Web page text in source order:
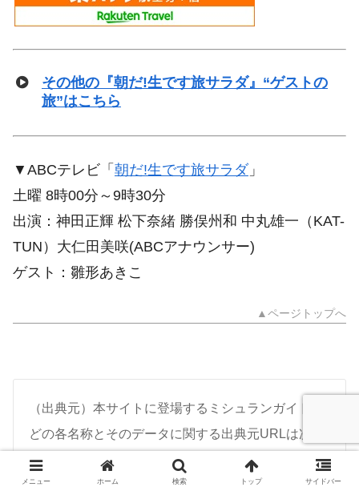
その他の『朝だ!生です旅サラダ』“ゲストの
旅”はこちら
▼ABCテレビ「 朝だ!生です旅サラダ 」
土曜 8時00分～9時30分
出演：神田正輝 松下奈緒 勝俣州和 中丸雄一（KAT-
TUN）大仁田美咲(ABCアナウンサー)
ゲスト：雛形あきこ
▲ページトップへ
（出典元）本サイトに登場するミシュランガイドな
どの各名称とそのデータに関する出典元URLは次の
とおり
ミシュランガイド：https://guide.michelin.com/
メニュー ホーム 検索 トップ サイドバー